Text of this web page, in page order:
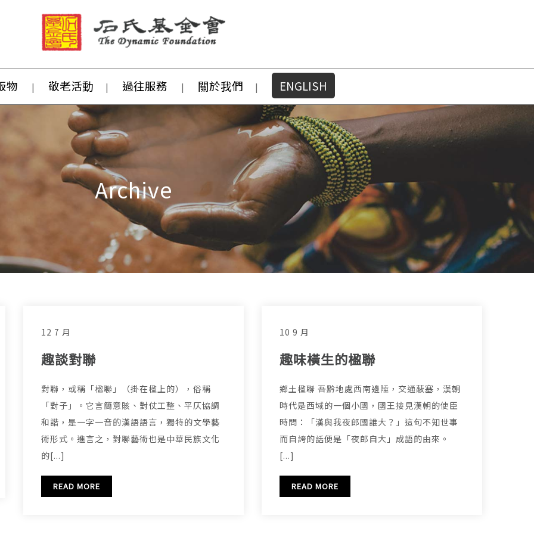
物 敬老活動 過往服務 關於我們 ENGLISH
Archive
12 7 月
趣談對聯
對聯，或稱「楹聯」（掛在楹上的），俗稱
「對子」。它言簡意賅、對仗工整、平仄協調
和諧，是一字一音的漢語語言，獨特的文學藝
術形式。進言之，對聯藝術也是中華民族文化
的[...]
READ MORE
10 9 月
趣味橫生的楹聯
鄉土楹聯 吾黔地處西南邊陲，交通蔽塞，漢朝
時代是西域的一個小國，國王接見漢朝的使臣
時問：「漢與我夜郎國誰大？」這句不知世事
而自誇的話便是「夜郎自大」成語的由來。
[...]
READ MORE